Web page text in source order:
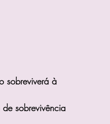
sobreviverá à
de sobrevivência